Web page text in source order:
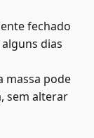
fechado
dias
massa pode
sem alterar